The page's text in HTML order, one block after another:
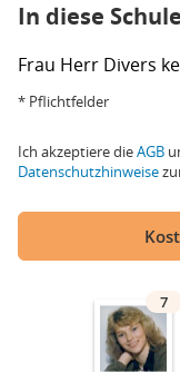
In diese
Frau Herr Divers
* Pflichtfelder
Ich akzeptiere dieAGB
Datenschutzhinweise
7